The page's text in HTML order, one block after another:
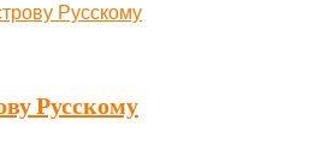
Русскому